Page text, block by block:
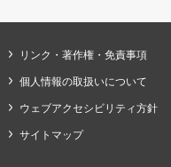
リンク・著作権・免責事項
個人情報の取扱いについて
ウェブアクセシビリティ方針
サイトマップ